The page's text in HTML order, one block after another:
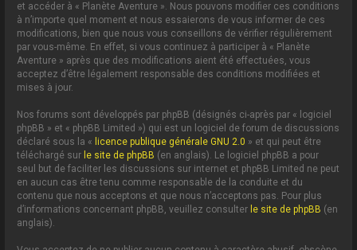
et accéder à « Planète Aventure ». Nous pouvons modifier ces conditions
à n’importe quel moment et nous essaierons de vous informer de ces
modifications, bien que nous vous conseillons de vérifier régulièrement
par vous-même. En effet, si vous continuez à participer à « Planète
Aventure » après que des modifications aient été effectuées, vous
acceptez d’être légalement responsable des conditions modifiées et
mises à jour.
Nos forums sont développés par phpBB (désignés ci-après par « logiciel
phpBB » et « phpBB Limited ») qui est un logiciel de forum de discussions
déclaré sous la « licence publique générale GNU 2.0 » et qui peut être
téléchargé sur le site de phpBB (en anglais). Le logiciel phpBB a pour
seul but de faciliter les discussions sur internet et phpBB Limited ne peut
en aucun cas être tenu comme responsable de la conduite et du
contenu que nous acceptons et que nous n’acceptons pas. Pour plus
d’informations concernant phpBB, veuillez consulter le site de phpBB (en
anglais).